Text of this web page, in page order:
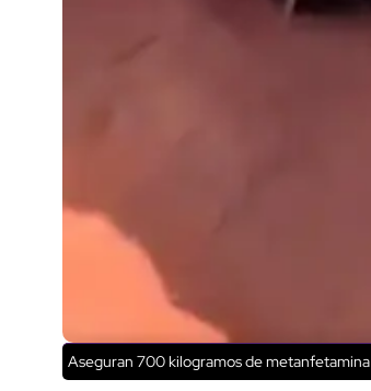
Aseguran 700 kilogramos de metanfetamina